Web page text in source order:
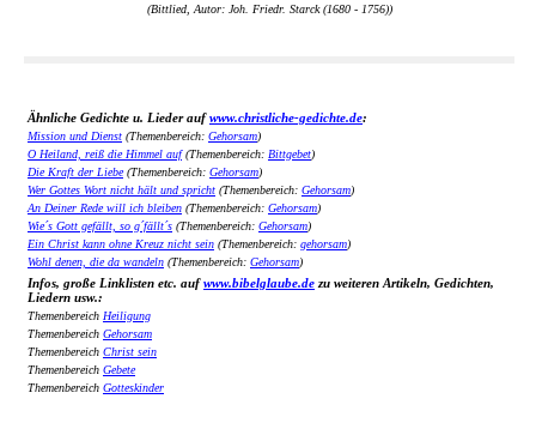
(Bittlied, Autor: Joh. Friedr. Starck (1680 - 1756))
Ähnliche Gedichte u. Lieder aufwww.christliche-gedichte.de:
Mission und Dienst (Themenbereich: Gehorsam)
O Heiland, reiß die Himmel auf(Themenbereich: Bittgebet)
Die Kraft der Liebe(Themenbereich: Gehorsam)
Wer Gottes Wort nicht hält und spricht (Themenbereich: Gehorsam)
An Deiner Rede will ich bleiben (Themenbereich: Gehorsam)
Wie´s Gott gefällt, so g´fällt´s (Themenbereich: Gehorsam)
Ein Christ kann ohne Kreuz nicht sein (Themenbereich: gehorsam)
Wohl denen, die da wandeln (Themenbereich: Gehorsam)
Infos, große Linklisten etc. aufwww.bibelglaube.de zu weiteren Artikeln, Gedichten,
Liedern usw.:
Themenbereich Heiligung
Themenbereich Gehorsam
Themenbereich Christ sein
Themenbereich Gebete
Themenbereich Gotteskinder